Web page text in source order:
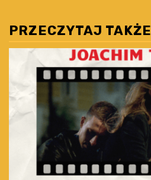
PRZECZYTAJ TAKŻE